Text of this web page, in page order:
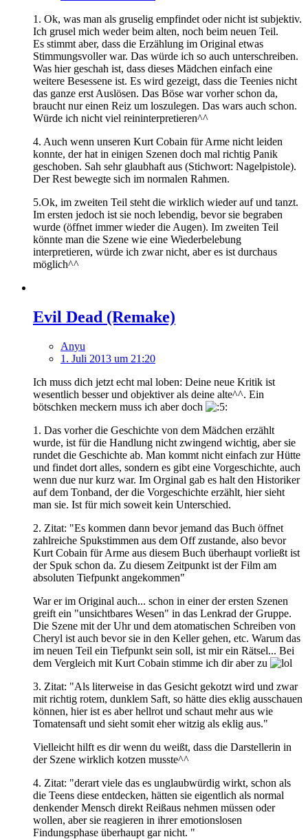
1. Ok, was man als gruselig empfindet oder nicht ist subjektiv.
Ich grusel mich weder beim alten, noch beim neuen Teil.
Es stimmt aber, dass die Erzählung im Original etwas
Stimmungsvoller war. Das würde ich so auch unterschreiben.
Was hier geschah ist, dass dieses Mädchen einfach eine
weitere Besessene ist. Es wird gezeigt, dass die Teenies nicht
das ganze erst Auslösen. Das Böse war vorher schon da,
braucht nur einen Reiz um loszulegen. Das wars auch schon.
Würde ich nicht viel reininterpretieren^^
4. Auch wenn unseren Kurt Cobain für Arme nicht leiden
konnte, der hat in einigen Szenen doch mal richtig Panik
geschoben. Sah sehr glaubhaft aus (Stichwort: Nagelpistole).
Der Rest bewegte sich im normalen Rahmen.
5.Ok, im zweiten Teil steht die wirklich wieder auf und tanzt.
Im ersten jedoch ist sie noch lebendig, bevor sie begraben
wurde (öffnet immer wieder die Augen). Im zweiten Teil
könnte man die Szene wie eine Wiederbelebung
interpretieren, würde ich zwar nicht, aber es ist durchaus
möglich^^
Evil Dead (Remake)
Anyu
1. Juli 2013 um 21:20
Ich muss dich jetzt echt mal loben: Deine neue Kritik ist
wesentlich besser und objektiver als deine alte^^. Ein
bötschken meckern muss ich aber doch
1. Das vorher die Geschichte von dem Mädchen erzählt
wurde, ist für die Handlung nicht zwingend wichtig, aber sie
rundet die Geschichte ab. Man kommt nicht einfach zur Hütte
und findet dort alles, sondern es gibt eine Vorgeschichte, auch
wenn due nur kurz war. Im Orginal gab es halt den Historiker
auf dem Tonband, der die Vorgeschichte erzählt, hier sieht
man sie. Ist für mich soweit kein Unterschied.
2. Zitat: "Es kommen dann bevor jemand das Buch öffnet
zahlreiche Spukstimmen aus dem Off zustande, also bevor
Kurt Cobain für Arme aus diesem Buch überhaupt vorließt ist
der Spuk schon da. Zu diesem Zeitpunkt ist der Film am
absoluten Tiefpunkt angekommen"
War er im Original auch... schon in einer der ersten Szenen
greift ein "unsichtbares Wesen" in das Lenkrad der Gruppe.
Die Szene mit der Uhr und dem atomatischen Schreiben von
Cheryl ist auch bevor sie in den Keller gehen, etc. Warum das
im neuen Teil ein Tiefpunkt sein soll, ist mir ein Rätsel... Bei
dem Vergleich mit Kurt Cobain stimme ich dir aber zu
3. Zitat: "Als literweise in das Gesicht gekotzt wird und zwar
mit richtig rotem, dunklem Saft, so hätte dies eklig ausschauen
können, hier ist es aber hellrot und schaut mehr aus wie
Tomatensaft und sieht somit eher witzig als eklig aus."
Vielleicht hilft es dir wenn du weißt, dass die Darstellerin in
der Szene wirklich kotzen musste^^
4. Zitat: "derart viele das es unglaubwürdig wirkt, schon als
die Teens diese entdecken, hätten sie eigentlich als normal
denkender Mensch direkt Reißaus nehmen müssen oder
wollen, aber sie reagieren in ihrer emotionslosen
Findungsphase überhaupt gar nicht. "